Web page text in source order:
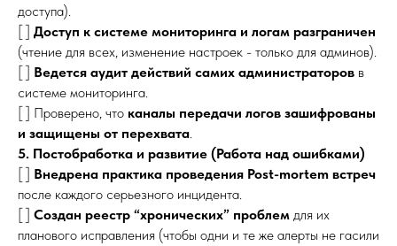
доступа).
[ ] Доступ к системе мониторинга и логам разграничен
(чтение для всех, изменение настроек - только для админов).
[ ] Ведется аудит действий самих администраторов в
системе мониторинга.
[ ] Проверено, что каналы передачи логов зашифрованы
и защищены от перехвата.
5. Постобработка и развитие (Работа над ошибками)
[ ] Внедрена практика проведения Post-mortem встреч
после каждого серьезного инцидента.
[ ] Создан реестр “хронических” проблем для их
планового исправления (чтобы одни и те же алерты не гасили